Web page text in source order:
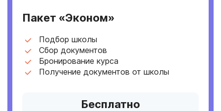
Пакет «Эконом»
Подбор школы
Сбор документов
Бронирование курса
Получение документов от школы
Бесплатно